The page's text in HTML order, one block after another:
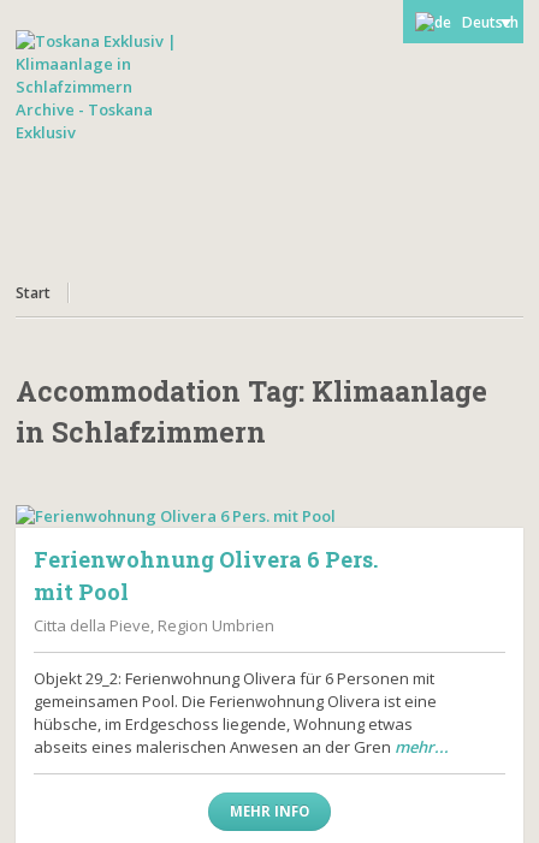
Deutsch
Start
Accommodation Tag: Klimaanlage
in Schlafzimmern
Ferienwohnung Olivera 6 Pers.
mit Pool
Citta della Pieve, Region Umbrien
Objekt 29_2: Ferienwohnung Olivera für 6 Personen mit
gemeinsamen Pool. Die Ferienwohnung Olivera ist eine
hübsche, im Erdgeschoss liegende, Wohnung etwas
abseits eines malerischen Anwesen an der Gren mehr...
MEHR INFO